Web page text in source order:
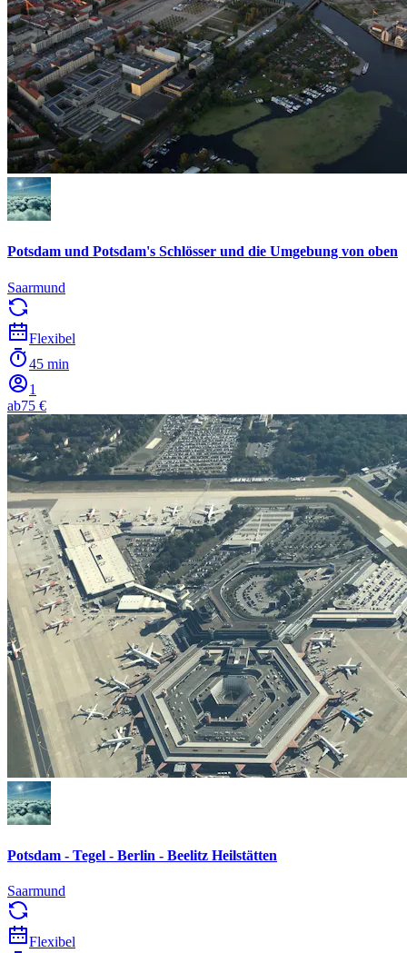
Potsdam und Potsdam's Schlösser und die Umgebung von oben
Saarmund
Flexibel
45 min
1
ab75 €
Potsdam - Tegel - Berlin - Beelitz Heilstätten
Saarmund
Flexibel